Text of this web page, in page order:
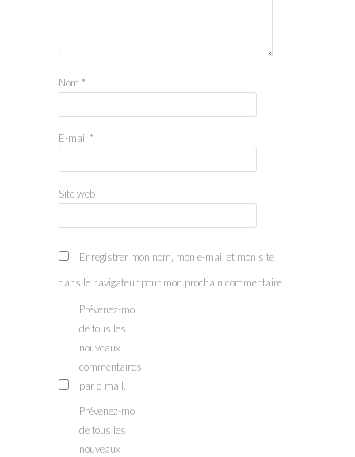
Nom *
E-mail *
Site web
Enregistrer mon nom, mon e-mail et mon site
dans le navigateur pour mon prochain commentaire.
Prévenez-moi
de tous les
nouveaux
commentaires
par e-mail.
Prévenez-moi
de tous les
nouveaux